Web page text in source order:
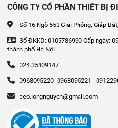
CÔNG TY CỔ PHẦN THIẾT BỊ
Số 16 Ngõ 553 Giải Phóng, Giáp
Số ĐKKD: 0105786990 Cấp ngày:
thành phố Hà Nội
024.35409147
0968095220 -0968095221 -
ceo.longnguyen@gmail.com